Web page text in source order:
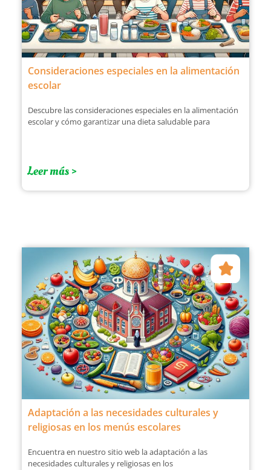
Consideraciones especiales en la alimentación
escolar
Descubre las consideraciones especiales en la alimentación
escolar y cómo garantizar una dieta saludable para
Leer más >
Adaptación a las necesidades culturales y
religiosas en los menús escolares
Encuentra en nuestro sitio web la adaptación a las
necesidades culturales y religiosas en los